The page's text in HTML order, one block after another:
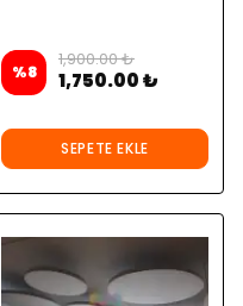
%8
1,900.00 ₺
1,750.00 ₺
SEPETE EKLE